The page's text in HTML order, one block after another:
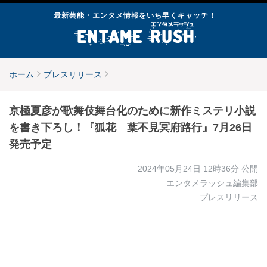
最新芸能・エンタメ情報をいち早くキャッチ！
ホーム プレスリリース
京極夏彦が歌舞伎舞台化のために新作ミステリ小説
を書き下ろし！『狐花 葉不見冥府路行』7月26日
発売予定
2024年05月24日 12時36分 公開
エンタメラッシュ編集部
プレスリリース